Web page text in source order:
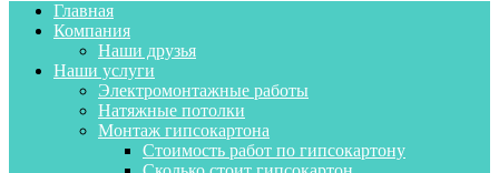
Главная
Компания
Наши друзья
Наши услуги
Электромонтажные работы
Натяжные потолки
Монтаж гипсокартона
Стоимость работ по гипсокартону